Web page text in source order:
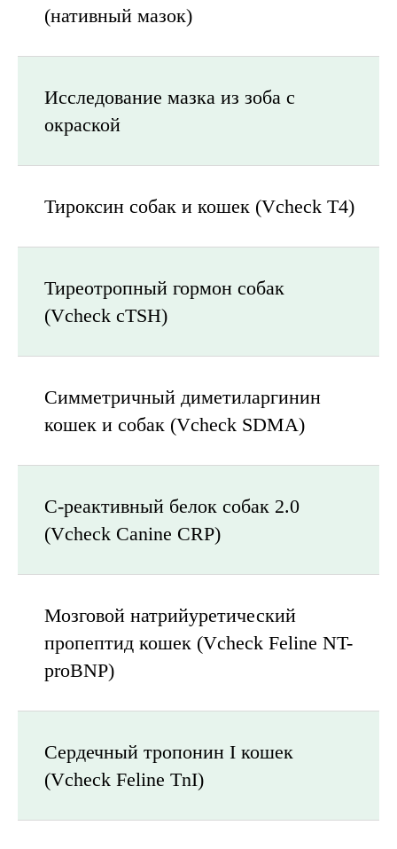
(нативный мазок)
Исследование мазка из зоба с
окраской
Тироксин собак и кошек (Vcheck T4)
Тиреотропный гормон собак
(Vcheck cTSH)
Симметричный диметиларгинин
кошек и собак (Vcheck SDMA)
C-реактивный белок собак 2.0
(Vcheck Canine CRP)
Мозговой натрийуретический
пропептид кошек (Vcheck Feline NT-
proBNP)
Сердечный тропонин I кошек
(Vcheck Feline TnI)